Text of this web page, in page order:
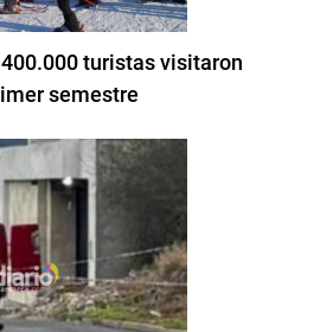
turistas visitaron
semestre